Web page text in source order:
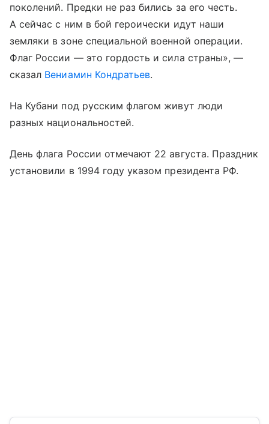
поколений. Предки не раз бились за его честь.
А сейчас с ним в бой героически идут наши
земляки в зоне специальной военной операции.
Флаг России — это гордость и сила страны», —
сказал Вениамин Кондратьев.
На Кубани под русским флагом живут люди
разных национальностей.
День флага России отмечают 22 августа. Праздник
установили в 1994 году указом президента РФ.